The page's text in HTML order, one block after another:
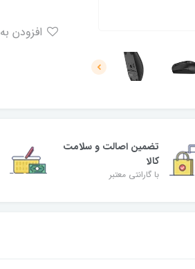
تضمین اصالت و سلامت
کالا
با گارانتی معتبر